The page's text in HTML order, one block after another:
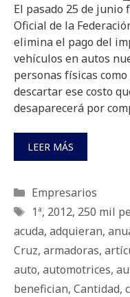
El pasado 25 de
Oficial de la
elimina el pago del
vehículos en autos
personas físicas
descartar ese costo
desaparecerá por
LEER MÁS
Categorías
Empresarios
Etiquetas
1ª, 2012, 250 mil
acuda, adquieran,
Cruz, armadoras,
auto, automotrices,
benefician, Cantidad,